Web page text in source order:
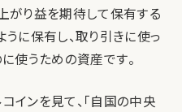
がり益を期待して保有する
に保有し、取り引きに使っ
使うための資産です。
インを見て、「自国の中央